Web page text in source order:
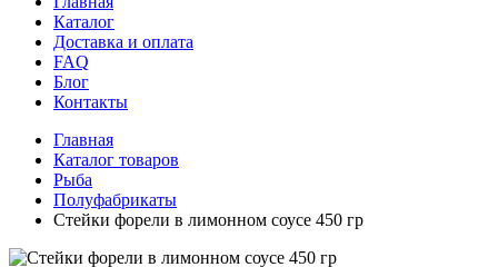
Каталог
Доставка и оплата
FAQ
Блог
Контакты
Главная
Каталог товаров
Рыба
Полуфабрикаты
Стейки форели в лимонном соусе 450 гр